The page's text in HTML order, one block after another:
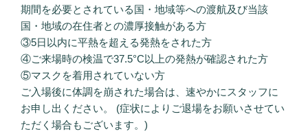
期間を必要とされている国・地域等への渡航及び当該
国・地域の在住者との濃厚接触がある方
③5日以内に平熱を超える発熱をされた方
④ご来場時の検温で37.5°C以上の発熱が確認された方
⑤マスクを着用されていない方
ご入場後に体調を崩された場合は、速やかにスタッフに
お申し出ください。 (症状によりご退場をお願いさせてい
ただく場合もございます。)